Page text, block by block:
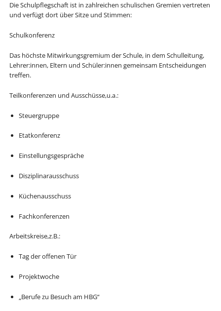
Die Schulpflegschaft ist in zahlreichen schulischen Gremien vertreten
und verfügt dort über Sitze und Stimmen:
Schulkonferenz
Das höchste Mitwirkungsgremium der Schule, in dem Schulleitung,
Lehrer:innen, Eltern und Schüler:innen gemeinsam Entscheidungen
treffen.
Teilkonferenzen und Ausschüsse,u.a.:
Steuergruppe
Etatkonferenz
Einstellungsgespräche
Disziplinarausschuss
Küchenausschuss
Fachkonferenzen
Arbeitskreise,z.B.:
Tag der offenen Tür
Projektwoche
„Berufe zu Besuch am HBG“